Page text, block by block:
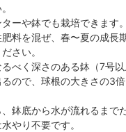
ーや鉢でも栽培できます。
料を混ぜ、春〜夏の成長
さい。
べく深さのある鉢（7号以
ので、球根の大きさの3
鉢底から水が流れるまで
やり不要です。